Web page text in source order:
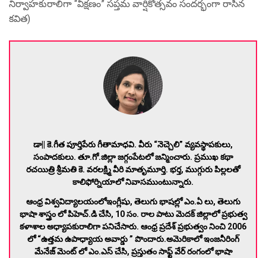
నిర్వాహకురాలిగా “వీక్షణం” సప్తమ వార్షికోత్సవం సందర్భంగా రాసిన
కవిత)
డా|| కె.గీత పూర్తిపేరు గీతామాధవి. వీరు “నెచ్చెలి” వ్యవస్థాపకులు,
సంపాదకులు. తూ.గో.జిల్లా జగ్గంపేటలో జన్మించారు. ప్రముఖ కథా
రచయిత్రి శ్రీమతి కె. వరలక్ష్మి వీరి మాతృమూర్తి. భర్త, ముగ్గురు పిల్లలతో
కాలిఫోర్నియాలో నివాసముంటున్నారు.
ఆంధ్ర విశ్వవిద్యాలయంలోఇంగ్లీషు, తెలుగు భాషల్లో ఎం.ఏ లు, తెలుగు
భాషా శాస్త్రం లో పిహెచ్.డి చేసి, 10 సం. రాల పాటు మెదక్ జిల్లాలో ప్రభుత్వ
కళాశాల అధ్యాపకురాలిగా పనిచేసారు. ఆంధ్ర ప్రదేశ్ ప్రభుత్వం నించి 2006
లో “ఉత్తమ ఉపాధ్యాయ అవార్డు ” పొందారు.అమెరికాలో ఇంజనీరింగ్
మేనేజ్ మెంట్ లో ఎం.ఎస్ చేసి, ప్రస్తుతం సాఫ్ట్ వేర్ రంగంలో భాషా